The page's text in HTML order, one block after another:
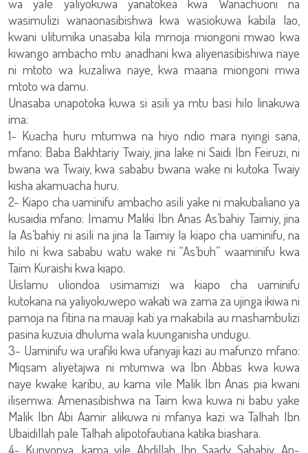
wasimulizi wanaonasibishwa kwa wasiokuwa kabila lao,
kwani ulitumika unasaba kila mmoja miongoni mwao kwa
kiwango ambacho mtu anadhani kwa aliyenasibishiwa naye
ni mtoto wa kuzaliwa naye, kwa maana miongoni mwa
mtoto wa damu.
Unasaba unapotoka kuwa si asili ya mtu basi hilo linakuwa
ima:
1- Kuacha huru mtumwa na hiyo ndio mara nyingi sana,
mfano: Baba Bakhtariy Twaiy, jina lake ni Saidi Ibn Feiruzi, ni
bwana wa Twaiy, kwa sababu bwana wake ni kutoka Twaiy
kisha akamuacha huru.
2- Kiapo cha uaminifu ambacho asili yake ni makubaliano ya
kusaidia mfano: Imamu Maliki Ibn Anas As’bahiy Taimiy, jina
la As’bahiy ni asili na jina la Taimiy la kiapo cha uaminifu, na
hilo ni kwa sababu watu wake ni “As’buh” waaminifu kwa
Taim Kuraishi kwa kiapo.
Uislamu uliondoa usimamizi wa kiapo cha uaminifu
kutokana na yaliyokuwepo wakati wa zama za ujinga ikiwa ni
pamoja na fitina na mauaji kati ya makabila au mashambulizi
pasina kuzuia dhuluma wala kuunganisha undugu.
3- Uaminifu wa urafiki kwa ufanyaji kazi au mafunzo mfano:
Miqsam aliyetajwa ni mtumwa wa Ibn Abbas kwa kuwa
naye kwake karibu, au kama vile Malik Ibn Anas pia kwani
ilisemwa: Amenasibishwa na Taim kwa kuwa ni babu yake
Malik Ibn Abi Aamir alikuwa ni mfanya kazi wa Talhah Ibn
Ubaidillah pale Talhah alipotofautiana katika biashara.
4- Kunyonya, kama vile Abdillah Ibn Saady Sahabiy, An-